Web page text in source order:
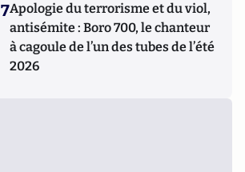
7Apologie du terrorisme et du viol,
antisémite : Boro 700, le chanteur
à cagoule de l’un des tubes de l’été
2026